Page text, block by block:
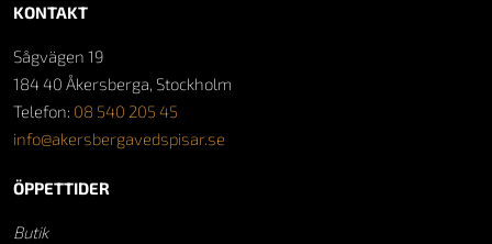
KONTAKT
Sågvägen 19
184 40 Åkersberga, Stockholm
Telefon: 08 540 205 45
info@akersbergavedspisar.se
ÖPPETTIDER
Butik